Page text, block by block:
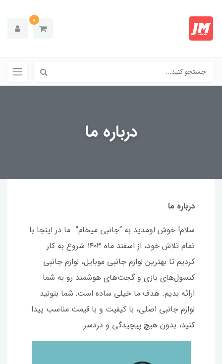
0
درباره ما
درباره ما
سلام! خوش اومدید به “جانبی میخام”. ما در اینجا با
تمام تلاش خود، از اسفند ماه ۱۴۰۳ شروع به کار
کردیم تا بهترین لوازم جانبی موبایل، لوازم جانبی
کنسول‌های بازی و گجت‌های هوشمند رو به شما
ارائه بدیم. هدف ما خیلی ساده است: شما بتونید
لوازم جانبی اصلی، با کیفیت و با قیمت مناسب پیدا
کنید، بدون هیچ پیچیدگی و دردسر.